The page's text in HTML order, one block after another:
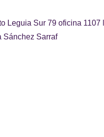
Leguia Sur 79 oficina 1107
Sánchez Sarraf